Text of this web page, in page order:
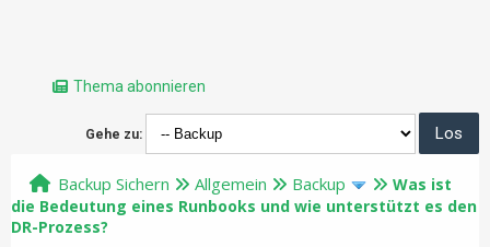
Thema abonnieren
Gehe zu:
Backup Sichern Allgemein Backup
Was ist
die Bedeutung eines Runbooks und wie unterstützt es den
DR-Prozess?